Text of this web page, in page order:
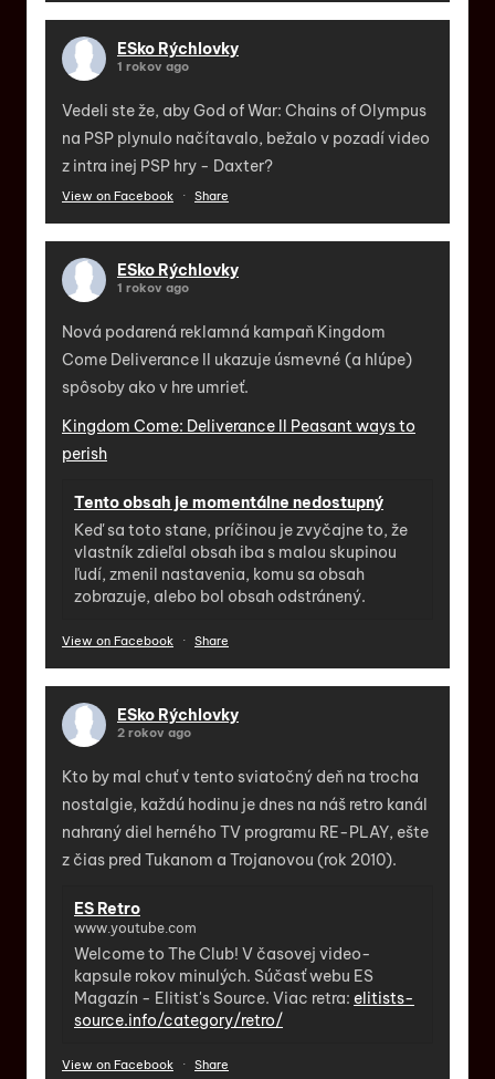
ESko Rýchlovky
1 rokov ago
Vedeli ste že, aby God of War: Chains of Olympus
na PSP plynulo načítavalo, bežalo v pozadí video
z intra inej PSP hry - Daxter?
View on Facebook · Share
ESko Rýchlovky
1 rokov ago
Nová podarená reklamná kampaň Kingdom
Come Deliverance II ukazuje úsmevné (a hlúpe)
spôsoby ako v hre umrieť.
Kingdom Come: Deliverance II Peasant ways to
perish
Tento obsah je momentálne nedostupný
Keď sa toto stane, príčinou je zvyčajne to, že
vlastník zdieľal obsah iba s malou skupinou
ľudí, zmenil nastavenia, komu sa obsah
zobrazuje, alebo bol obsah odstránený.
View on Facebook · Share
ESko Rýchlovky
2 rokov ago
Kto by mal chuť v tento sviatočný deň na trocha
nostalgie, každú hodinu je dnes na náš retro kanál
nahraný diel herného TV programu RE-PLAY, ešte
z čias pred Tukanom a Trojanovou (rok 2010).
ES Retro
www.youtube.com
Welcome to The Club! V časovej video-
kapsule rokov minulých. Súčasť webu ES
Magazín - Elitist's Source. Viac retra: elitists-
source.info/category/retro/
View on Facebook · Share